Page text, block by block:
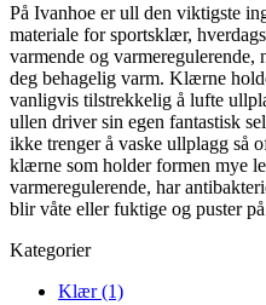
På Ivanhoe er ull den viktigste
materiale for sportsklær,
varmende og
deg behagelig varm. Klærne
vanligvis tilstrekkelig å lufte
ullen driver sin egen fantastisk
ikke trenger å vaske ullplagg så
klærne som holder formen mye
varmeregulerende, har
blir våte eller fuktige og puster
Kategorier
Klær (1)